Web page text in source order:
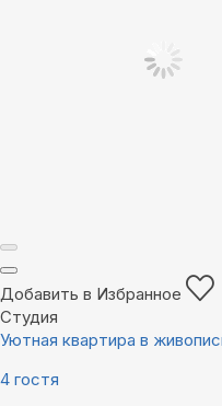
Добавить в Избранное
Студия
Уютная квартира в
4 гостя